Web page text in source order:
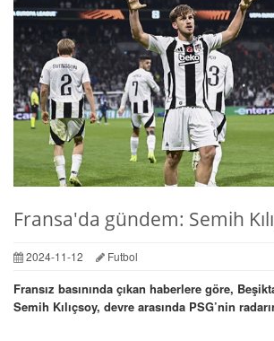
Fransa'da gündem: Semih
2024-11-12 Futbol
Fransız basınında çıkan haberlere göre,
Semih Kılıçsoy, devre arasında PSG’nin